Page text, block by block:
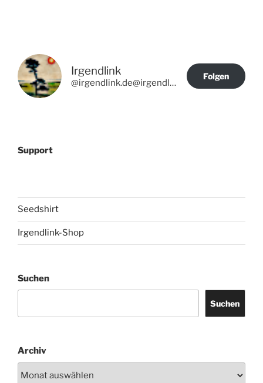
Irgendlink
@irgendlink.de@irgendlink.de
Folgen
Support
Seedshirt
Irgendlink-Shop
Suchen
Suchen
Archiv